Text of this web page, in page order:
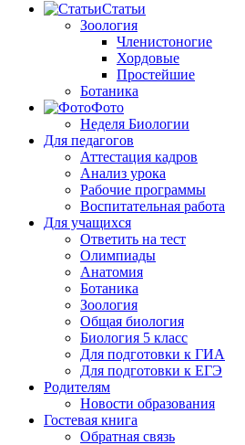
Статьи
Зоология
Членистоногие
Хордовые
Простейшие
Ботаника
Фото
Неделя Биологии
Для педагогов
Аттестация кадров
Анализ урока
Рабочие программы
Воспитательная работа
Для учащихся
Ответить на тест
Олимпиады
Анатомия
Ботаника
Зоология
Общая биология
Биология 5 класс
Для подготовки к ГИА
Для подготовки к ЕГЭ
Родителям
Новости образования
Гостевая книга
Обратная связь